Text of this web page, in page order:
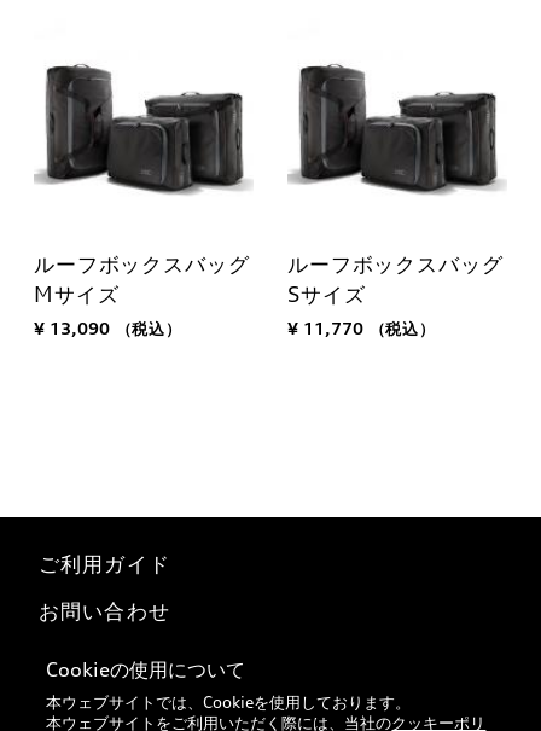
ルーフボックスバッグ
Mサイズ
¥ 13,090 （税込）
ルーフボックスバッグ
Sサイズ
¥ 11,770 （税込）
ご利用ガイド
お問い合わせ
マイページ
特定商取引法に基づく表記
Cookieの使用について
本ウェブサイトでは、Cookieを使用しております。
本ウェブサイトをご利用いただく際には、当社のクッキーポリ